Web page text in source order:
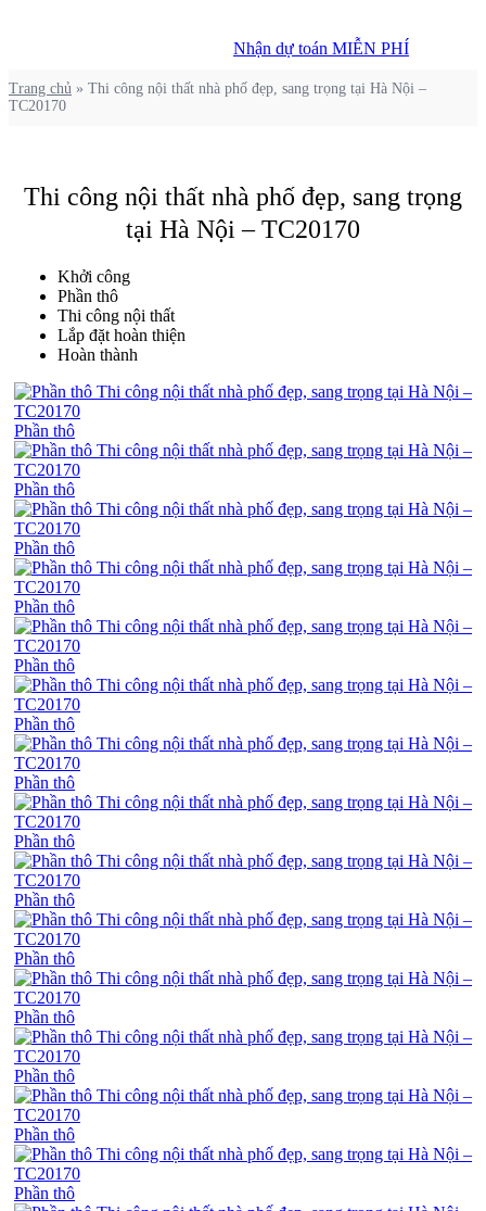
Nhận dự toán MIỄN PHÍ
Trang chủ » Thi công nội thất nhà phố đẹp, sang trọng tại Hà Nội –
TC20170
Thi công nội thất nhà phố đẹp, sang trọng
tại Hà Nội – TC20170
Khởi công
Phần thô
Thi công nội thất
Lắp đặt hoàn thiện
Hoàn thành
Phần thô
Phần thô
Phần thô
Phần thô
Phần thô
Phần thô
Phần thô
Phần thô
Phần thô
Phần thô
Phần thô
Phần thô
Phần thô
Phần thô